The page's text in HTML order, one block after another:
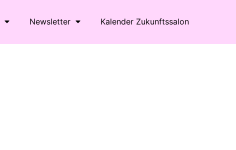
Newsletter Kalender Zukunftssalon